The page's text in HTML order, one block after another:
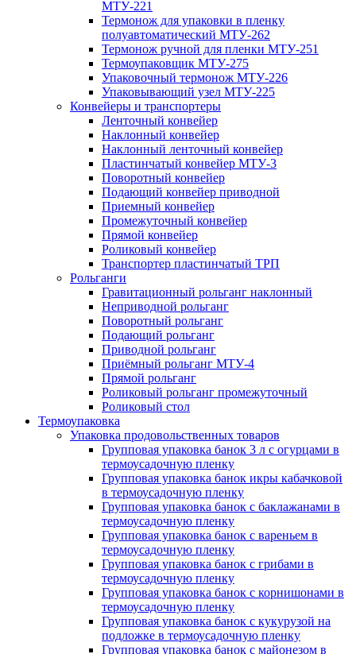
МТУ-221
Термонож для упаковки в пленку
полуавтоматический МТУ-262
Термонож ручной для пленки МТУ-251
Термоупаковщик МТУ-275
Упаковочный термонож МТУ-226
Упаковывающий узел МТУ-225
Конвейеры и транспортеры
Ленточный конвейер
Наклонный конвейер
Наклонный ленточный конвейер
Пластинчатый конвейер МТУ-3
Поворотный конвейер
Подающий конвейер приводной
Приемный конвейер
Промежуточный конвейер
Прямой конвейер
Роликовый конвейер
Транспортер пластинчатый ТРП
Рольганги
Гравитационный рольганг наклонный
Неприводной рольганг
Поворотный рольганг
Подающий рольганг
Приводной рольганг
Приёмный рольганг МТУ-4
Прямой рольганг
Роликовый рольганг промежуточный
Роликовый стол
Термоупаковка
Упаковка продовольственных товаров
Групповая упаковка банок 3 л с огурцами в
термоусадочную пленку
Групповая упаковка банок икры кабачковой
в термоусадочную пленку
Групповая упаковка банок с баклажанами в
термоусадочную пленку
Групповая упаковка банок с вареньем в
термоусадочную пленку
Групповая упаковка банок с грибами в
термоусадочную пленку
Групповая упаковка банок с корнишонами в
термоусадочную пленку
Групповая упаковка банок с кукурузой на
подложке в термоусадочную пленку
Групповая упаковка банок с майонезом в